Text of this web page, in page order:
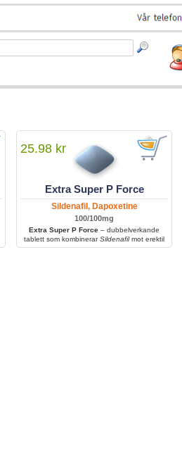
25.98 kr
Extra Super P Force
Sildenafil, Dapoxetine
100/100mg
Extra Super P Force – dubbelverkande
tablett som kombinerarSildenafilmot erektil
dysfunktion ochDapoxetinmot för tidig